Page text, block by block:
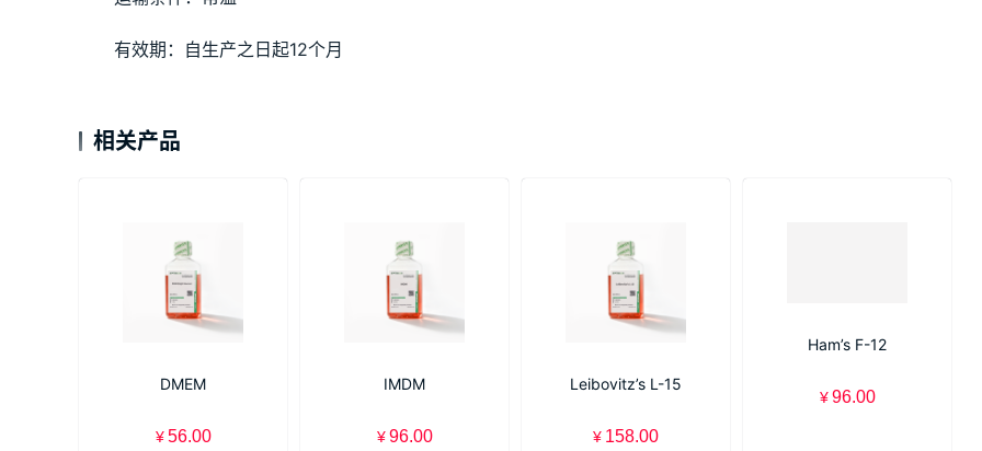
有效期：自生产之日起12个月
相关产品
DMEM
¥ 56.00
IMDM
¥ 96.00
Leibovitz’s L-15
¥ 158.00
Ham’s F-12
¥ 96.00